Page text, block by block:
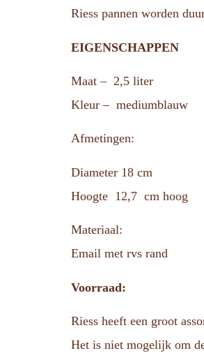
Riess pannen worden
EIGENSCHAPPEN
Maat – 2,5 liter
Kleur – mediumblauw
Afmetingen:
Diameter 18 cm
Hoogte 12,7 cm hoog
Materiaal:
Email met rvs rand
Voorraad:
Riess heeft een groot
Het is niet mogelijk om